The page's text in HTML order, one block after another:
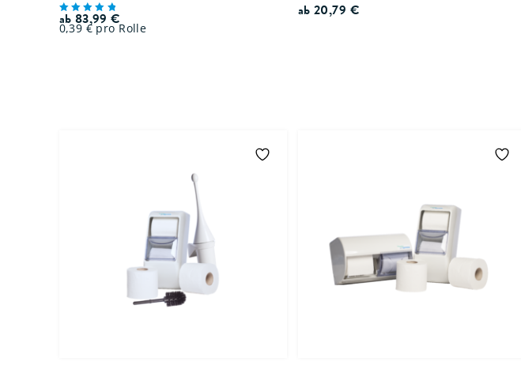
Bewertet
mit 5.00
ab 83,99€
0,39 € pro Rolle
ab20,79 €